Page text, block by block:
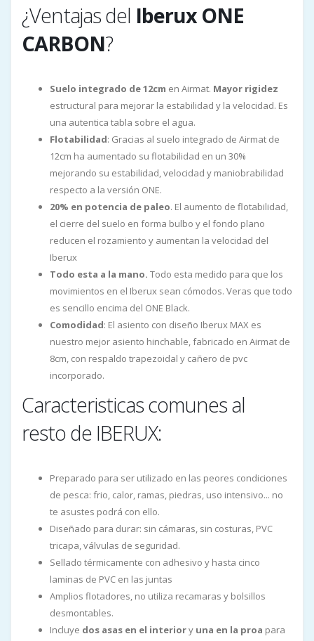
¿Ventajas del Iberux ONE
CARBON?
Suelo integrado de 12cm en Airmat. Mayor rigidez
estructural para mejorar la estabilidad y la velocidad. Es
una autentica tabla sobre el agua.
Flotabilidad: Gracias al suelo integrado de Airmat de
12cm ha aumentado su flotabilidad en un 30%
mejorando su estabilidad, velocidad y maniobrabilidad
respecto a la versión ONE.
20% en potencia de paleo. El aumento de flotabilidad,
el cierre del suelo en forma bulbo y el fondo plano
reducen el rozamiento y aumentan la velocidad del
Iberux
Todo esta a la mano. Todo esta medido para que los
movimientos en el Iberux sean cómodos. Veras que todo
es sencillo encima del ONE Black.
Comodidad: El asiento con diseño Iberux MAX es
nuestro mejor asiento hinchable, fabricado en Airmat de
8cm, con respaldo trapezoidal y cañero de pvc
incorporado.
Caracteristicas comunes al
resto de IBERUX:
Preparado para ser utilizado en las peores condiciones
de pesca: frio, calor, ramas, piedras, uso intensivo... no
te asustes podrá con ello.
Diseñado para durar: sin cámaras, sin costuras, PVC
tricapa, válvulas de seguridad.
Sellado térmicamente con adhesivo y hasta cinco
laminas de PVC en las juntas
Amplios flotadores, no utiliza recamaras y bolsillos
desmontables.
Incluye dos asas en el interiory una en la proa para